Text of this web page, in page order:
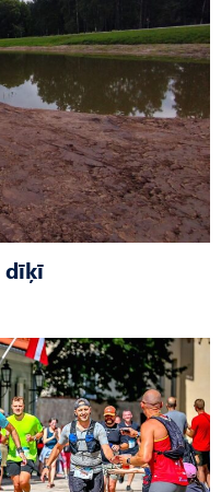
dīķī